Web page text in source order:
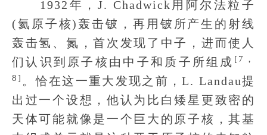
1932年，J. Chadwick用阿尔法粒子
(氦原子核)轰击铍，再用铍所产生的射线
轰击氢、氮，首次发现了中子，进而使人
们认识到原子核由中子和质子所组成 [7，
8] 。恰在这一重大发现之前，L. Landau提
出过一个设想，他认为比白矮星更致密的
天体可能就像是一个巨大的原子核，其基